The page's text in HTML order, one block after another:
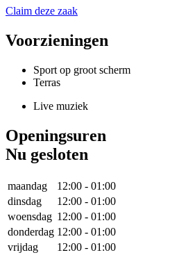
Claim deze zaak
Voorzieningen
Sport op groot scherm
Terras
Live muziek
Openingsuren
Nu gesloten
maandag 12:00 - 01:00
dinsdag
12:00 - 01:00
woensdag 12:00 - 01:00
donderdag 12:00 - 01:00
vrijdag
12:00 - 01:00